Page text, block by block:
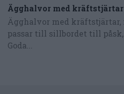
Ägghalvor med kräftstjärtar
Ägghalvor med kräftstjärtar,
passar till sillbordet till påsk,
Goda...